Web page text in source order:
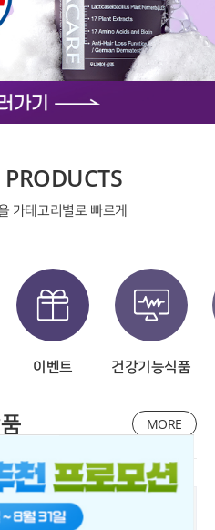
PRODUCTS
카테고리별로 빠르게
이벤트 건강기능식품
MORE